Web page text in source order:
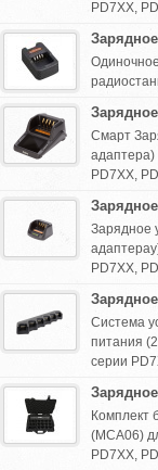
PD7XX,
Смарт
адаптера)
PD7XX,
Зарядное
PD7XX,
Система
питания
серии
Комплект
(MCA06)
PD7XX,